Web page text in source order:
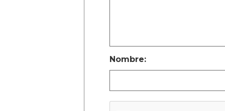
Nombre: